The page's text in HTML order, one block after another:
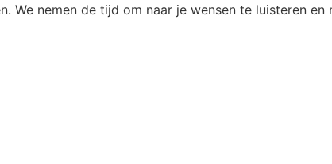
We nemen de tijd om naar je wensen te luisteren